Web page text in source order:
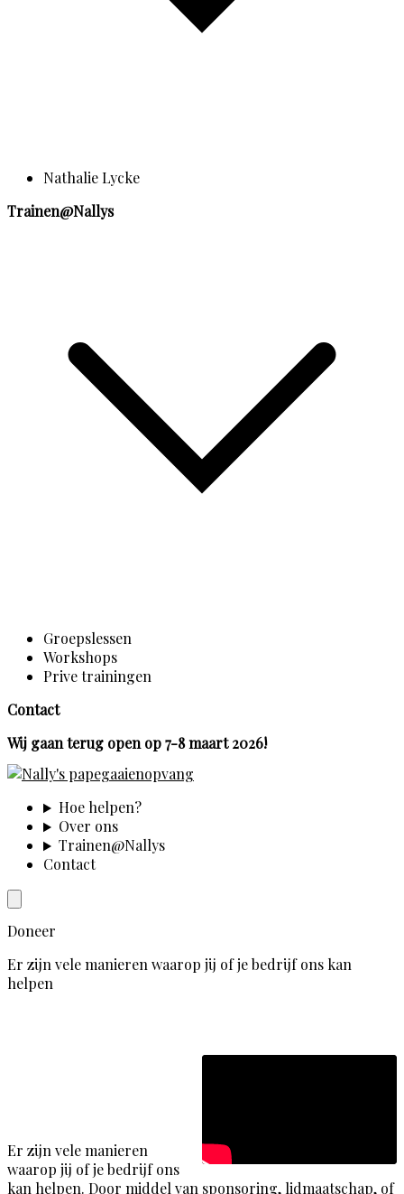
Nathalie Lycke
Trainen@Nallys
Groepslessen
Workshops
Prive trainingen
Contact
Wij gaan terug open op 7-8 maart 2026!
Hoe helpen?
Over ons
Trainen@Nallys
Contact
Doneer
Er zijn vele manieren waarop jij of je bedrijf ons kan
helpen
Er zijn vele manieren
waarop jij of je bedrijf ons
kan helpen. Door middel van sponsoring, lidmaatschap, of